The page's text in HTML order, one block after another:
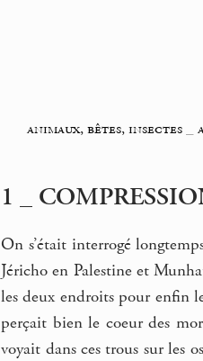
animaux, bêtes, insectes_
1 _
On s’était interrogé
Jéricho en Palestine et
les deux endroits pour enfin
perçait bien le coeur des
voyait dans ces trous sur les